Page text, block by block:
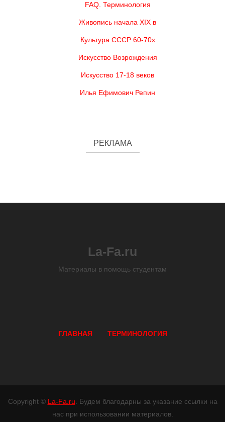
FAQ. Терминология
Живопись начала XIX в
Культура СССР 60-70х
Искусство Возрождения
Искусство 17-18 веков
Илья Ефимович Репин
РЕКЛАМА
La-Fa.ru
Материалы в помощь студентам
ГЛАВНАЯ ТЕРМИНОЛОГИЯ
Copyright © La-Fa.ru . Будем благодарны за указание ссылки на
нас при использовании материалов.